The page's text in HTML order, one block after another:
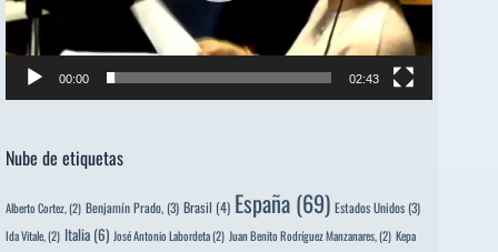
00:00 02:43
Nube de etiquetas
Alberto Cortez,(2) Benjamín Prado,(3) Brasil (4) España (69) Estados Unidos(3)
Ida Vitale,(2) Italia (6) José Antonio Labordeta(2) Juan Benito Rodríguez Manzanares,(2) Kepa